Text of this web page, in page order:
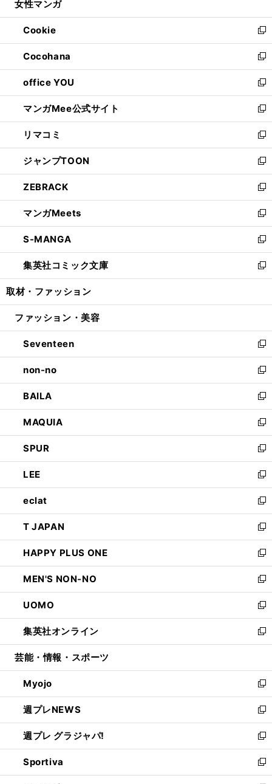
開
く
ウ
で
開
く
ン
ド
ウ
で
開
く
ウ
ィ
ン
ド
ウ
で
開
く
女性マンガ
Cookie
新
し
い
ウ
ィ
ン
ド
ウ
で
開
く
Cocohana
新
し
い
ウ
ィ
ン
ド
ウ
で
開
く
office YOU
新
し
い
ウ
ィ
ン
ド
ウ
で
開
く
マンガMee公式サイト
新
し
い
ウ
ィ
ン
ド
ウ
で
開
く
リマコミ
新
し
い
ウ
ィ
ン
ド
ウ
で
開
く
ジャンプTOON
新
し
い
ウ
ィ
ン
ド
ウ
で
開
ZEBRACK
新
し
い
ウ
ィ
ン
ド
ウ
開
マンガMeets
新
し
い
ウ
ィ
ン
ウ
開
く
S-MANGA
新
し
い
ウ
ン
ウ
で
開
く
集英社コミック文庫
新
し
ウ
ン
ド
ウ
で
開
く
取材・ファッション
ファッション・美容
Seventeen
新
し
い
ウ
ィ
ン
ド
ウ
で
開
く
non-no
新
し
い
ウ
ィ
ン
ド
ウ
で
開
く
BAILA
新
し
い
ウ
ィ
ン
ド
ウ
で
開
く
MAQUIA
新
し
い
ウ
ィ
ン
ド
ウ
で
開
く
SPUR
新
し
い
ウ
ィ
ン
ド
ウ
で
開
く
LEE
新
し
い
ウ
ィ
ン
ド
ウ
で
開
く
eclat
新
し
い
ウ
ィ
ン
ド
ウ
で
開
く
T JAPAN
新
し
い
ウ
ィ
ン
ド
ウ
で
開
HAPPY PLUS ONE
新
し
い
ウ
ィ
ン
ド
ウ
開
く
MEN'S NON-NO
新
し
い
ウ
ィ
ン
ウ
で
開
く
UOMO
新
し
い
ウ
ン
ド
ウ
で
開
く
集英社オンライン
新
し
ウ
ィ
ン
ド
ウ
で
開
く
芸能・情報・スポーツ
Myojo
新
し
い
ウ
ィ
ン
ド
ウ
週プレNEWS
新
し
い
ウ
ィ
ン
週プレ グラジャパ!
新
し
い
ウ
Sportiva
新
し